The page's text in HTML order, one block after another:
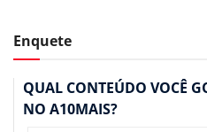
Enquete
QUAL CONTEÚDO VOCÊ
NO A10MAIS?